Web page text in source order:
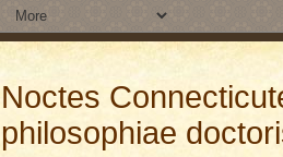
Noctes
philosophiae